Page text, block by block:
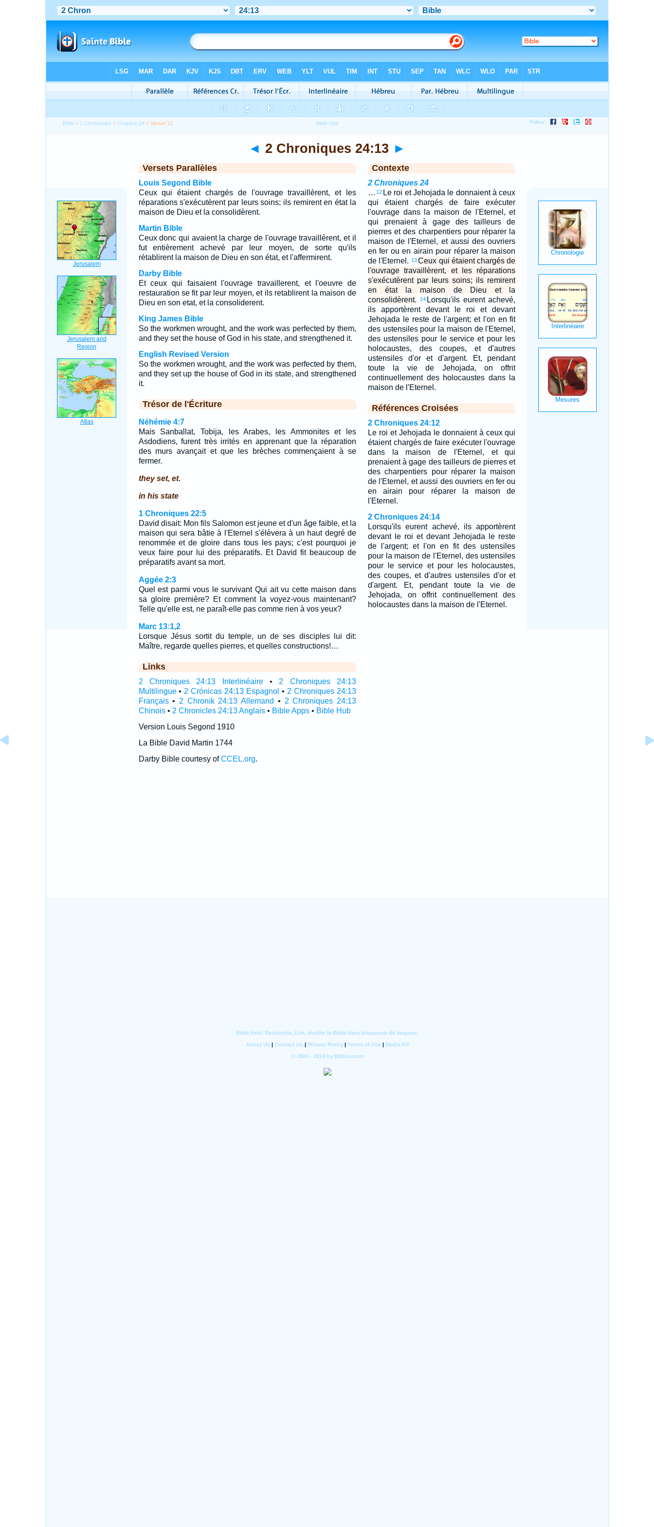
Bible > 2 Chroniques >Chapitre 24 > Verset 13
◄ 2 Chroniques 24:13 ►
Versets Parallèles
Louis Segond Bible
Ceux qui étaient chargés de l'ouvrage travaillèrent, et les
réparations s'exécutèrent par leurs soins; ils remirent en état la
maison de Dieu et la consolidèrent.
Martin Bible
Ceux donc qui avaient la charge de l'ouvrage travaillèrent, et il
fut entièrement achevé par leur moyen, de sorte qu'ils
rétablirent la maison de Dieu en son état, et l'affermirent.
Darby Bible
Et ceux qui faisaient l'ouvrage travaillerent, et l'oeuvre de
restauration se fit par leur moyen, et ils retablirent la maison de
Dieu en son etat, et la consoliderent.
King James Bible
So the workmen wrought, and the work was perfected by them,
and they set the house of God in his state, and strengthened it.
English Revised Version
So the workmen wrought, and the work was perfected by them,
and they set up the house of God in its state, and strengthened
it.
Trésor de l'Écriture
Néhémie 4:7
Mais Sanballat, Tobija, les Arabes, les Ammonites et les
Asdodiens, furent très irrités en apprenant que la réparation
des murs avançait et que les brèches commençaient à se
fermer.
they set, et.
in his state
1 Chroniques 22:5
David disait: Mon fils Salomon est jeune et d'un âge faible, et la
maison qui sera bâtie à l'Eternel s'élèvera à un haut degré de
renommée et de gloire dans tous les pays; c'est pourquoi je
veux faire pour lui des préparatifs. Et David fit beaucoup de
préparatifs avant sa mort.
Aggée 2:3
Quel est parmi vous le survivant Qui ait vu cette maison dans
sa gloire première? Et comment la voyez-vous maintenant?
Telle qu'elle est, ne paraît-elle pas comme rien à vos yeux?
Marc 13:1,2
Lorsque Jésus sortit du temple, un de ses disciples lui dit:
Maître, regarde quelles pierres, et quelles constructions!…
Links
2 Chroniques 24:13 Interlinéaire• 2 Chroniques 24:13
Multilingue• 2 Crónicas 24:13 Espagnol • 2 Chroniques 24:13
Français• 2 Chronik 24:13 Allemand • 2 Chroniques 24:13
Chinois• 2 Chronicles 24:13 Anglais• Bible Apps• Bible Hub
Version Louis Segond 1910
La Bible David Martin 1744
Darby Bible courtesy ofCCEL.org.
Contexte
2 Chroniques 24
… 12 Le roi et Jehojada le donnaient à ceux
qui étaient chargés de faire exécuter
l'ouvrage dans la maison de l'Eternel, et
qui prenaient à gage des tailleurs de
pierres et des charpentiers pour réparer la
maison de l'Eternel, et aussi des ouvriers
en fer ou en airain pour réparer la maison
de l'Eternel. 13 Ceux qui étaient chargés de
l'ouvrage travaillèrent, et les réparations
s'exécutèrent par leurs soins; ils remirent
en état la maison de Dieu et la
consolidèrent.
14 Lorsqu'ils eurent achevé,
ils apportèrent devant le roi et devant
Jehojada le reste de l'argent; et l'on en fit
des ustensiles pour la maison de l'Eternel,
des ustensiles pour le service et pour les
holocaustes, des coupes, et d'autres
ustensiles d'or et d'argent. Et, pendant
toute la vie de Jehojada, on offrit
continuellement des holocaustes dans la
maison de l'Eternel.
Références Croisées
2 Chroniques 24:12
Le roi et Jehojada le donnaient à ceux qui
étaient chargés de faire exécuter l'ouvrage
dans la maison de l'Eternel, et qui
prenaient à gage des tailleurs de pierres et
des charpentiers pour réparer la maison
de l'Eternel, et aussi des ouvriers en fer ou
en airain pour réparer la maison de
l'Eternel.
2 Chroniques 24:14
Lorsqu'ils eurent achevé, ils apportèrent
devant le roi et devant Jehojada le reste
de l'argent; et l'on en fit des ustensiles
pour la maison de l'Eternel, des ustensiles
pour le service et pour les holocaustes,
des coupes, et d'autres ustensiles d'or et
d'argent. Et, pendant toute la vie de
Jehojada, on offrit continuellement des
holocaustes dans la maison de l'Eternel.